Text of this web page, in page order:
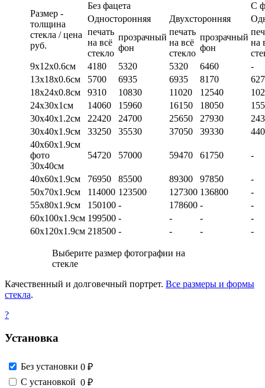
Размер -
толщина
стекла / цена
руб.
Без фацета
С
Односторонняя
Двухсторонняя
печать
на всё
стекло
прозрачный
фон
печать
на всё
стекло
прозрачный
фон
на
9х12х0.6см
4180 5320 5320 6460
-
13х18х0.6см
5700 6935 6935 8170
18х24х0.8см
9310 10830 11020 12540
24х30х1см
14060 15960 16150 18050
30х40х1.2см
22420 24700 25650 27930
30х40х1.9см
33250 35530 37050 39330
40х60х1.9см
фото
30х40см
54720 57000 59470 61750 -
40х60х1.9см 76950 85500 89300 97850
-
50х70х1.9см
114000 123500 127300 136800
-
55х80х1.9см
150100 - 178600 -
-
60х100х1.9см 199500 - - -
-
60х120х1.9см 218500 - - - -
Выберите размер фотографии на
стекле
Качественный и долговечный портрет. Все размеры и формы
стекла.
?
Установка
Без установки 0 ₽
С установкой 0 ₽